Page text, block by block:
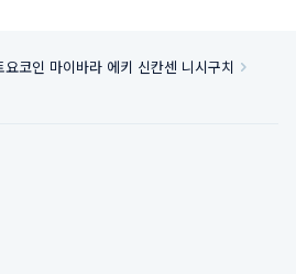
요코인 마이바라 에키 신칸센 니시구치